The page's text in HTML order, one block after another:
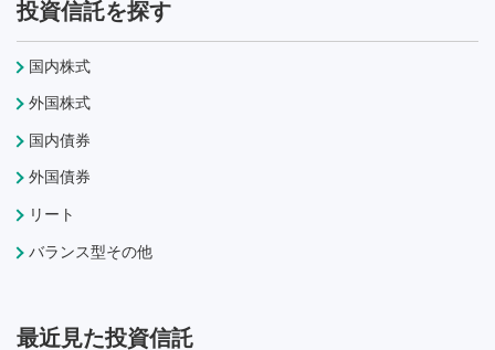
投資信託を探す
国内株式
外国株式
国内債券
外国債券
リート
バランス型その他
最近見た投資信託